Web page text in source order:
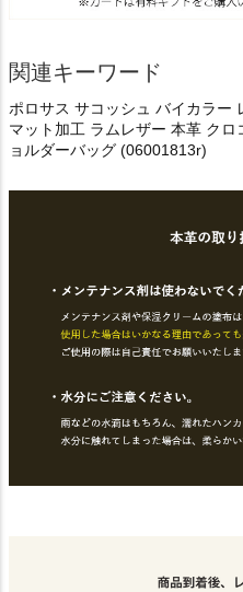
関連キーワード
ポロサス サコッシュ バイカラー
マット加工 ラムレザー 本革 ク
ョルダーバッグ (06001813r)